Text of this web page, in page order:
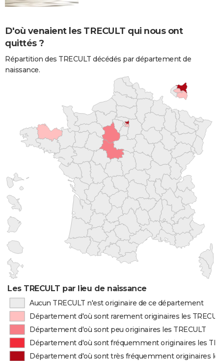
D'où venaient les TRECULT qui nous ont
quittés ?
Répartition des TRECULT décédés par département de
naissance.
Les TRECULT par lieu de naissance
Aucun TRECULT n'est originaire de ce département
Département d'où sont rarement originaires les
Département d'où sont peu originaires les TRECULT
Département d'où sont fréquemment originaires les
Département d'où sont très fréquemment originaires